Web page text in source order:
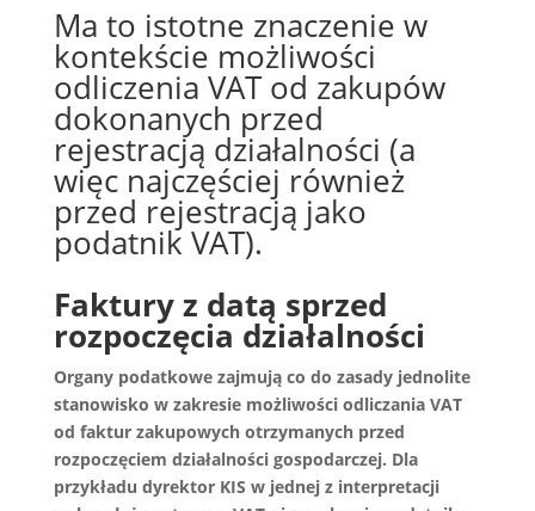
Ma to istotne znaczenie w
kontekście możliwości
odliczenia VAT od zakupów
dokonanych przed
rejestracją działalności (a
więc najczęściej również
przed rejestracją jako
podatnik VAT).
Faktury z datą sprzed
rozpoczęcia działalności
Organy podatkowe zajmują co do zasady jednolite
stanowisko w zakresie możliwości odliczania VAT
od faktur zakupowych otrzymanych przed
rozpoczęciem działalności gospodarczej. Dla
przykładu dyrektor KIS w jednej z interpretacji